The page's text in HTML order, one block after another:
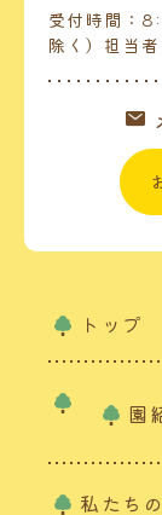
受付時間：
除く）担当
トップ
園
私たち